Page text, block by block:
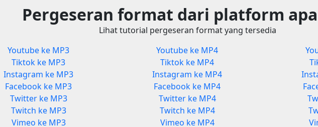
Pergeseran format dari platform
Lihat tutorial pergeseran format yang tersedia
Youtube ke MP3
Tiktok ke MP3
Instagram ke MP3
Facebook ke MP3
Twitter ke MP3
Twitch ke MP3
Vimeo ke MP3
Youtube ke MP4
Tiktok ke MP4
Instagram ke MP4
Facebook ke MP4
Twitter ke MP4
Twitch ke MP4
Vimeo ke MP4